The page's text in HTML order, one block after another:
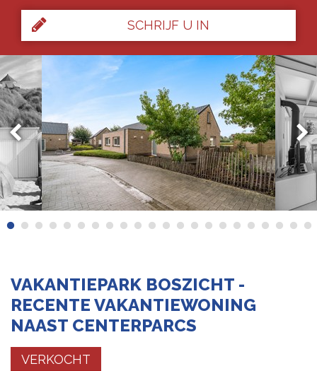
SCHRIJF U IN
VAKANTIEPARK BOSZICHT -
RECENTE VAKANTIEWONING
NAAST CENTERPARCS
VERKOCHT